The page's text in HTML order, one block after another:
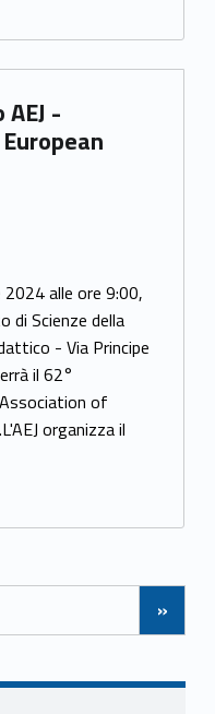
-
alle ore 9:00,
di Scienze della
- Via Principe
il 62°
of
organizza il
»